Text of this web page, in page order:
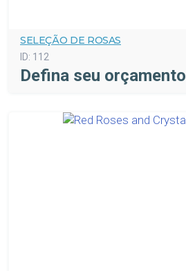
SELEÇÃO DE ROSAS
ID: 112
Defina seu orçamento